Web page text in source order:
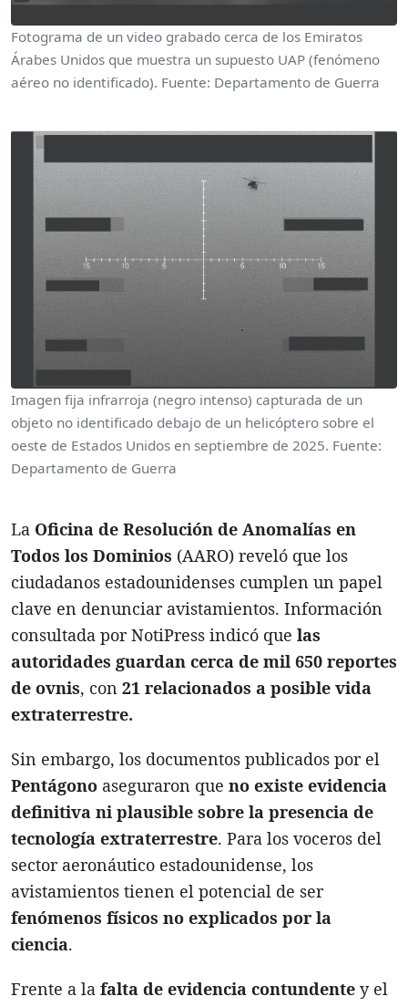
Fotograma de un video grabado cerca de los Emiratos
Árabes Unidos que muestra un supuesto UAP (fenómeno
aéreo no identificado). Fuente: Departamento de Guerra
Imagen fija infrarroja (negro intenso) capturada de un
objeto no identificado debajo de un helicóptero sobre el
oeste de Estados Unidos en septiembre de 2025. Fuente:
Departamento de Guerra
La Oficina de Resolución de Anomalías en
Todos los Dominios (AARO) reveló que los
ciudadanos estadounidenses cumplen un papel
clave en denunciar avistamientos. Información
consultada por NotiPress indicó que las
autoridades guardan cerca de mil 650 reportes
de ovnis, con 21 relacionados a posible vida
extraterrestre.
Sin embargo, los documentos publicados por el
Pentágono aseguraron que no existe evidencia
definitiva ni plausible sobre la presencia de
tecnología extraterrestre. Para los voceros del
sector aeronáutico estadounidense, los
avistamientos tienen el potencial de ser
fenómenos físicos no explicados por la
ciencia.
Frente a la falta de evidencia contundente y el